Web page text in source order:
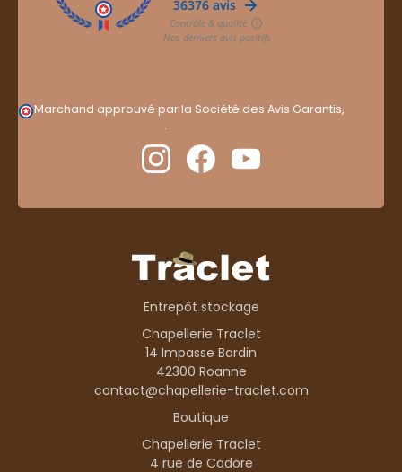
Marchand approuvé par la Société des Avis Garantis,
.
Entrepôt stockage
Chapellerie Traclet
14 Impasse Bardin
42300 Roanne
contact@chapellerie-traclet.com
Boutique
Chapellerie Traclet
4 rue de Cadore